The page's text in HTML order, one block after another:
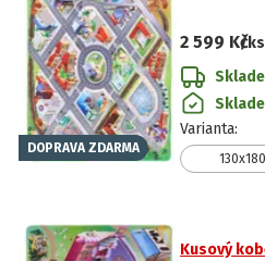
DOPRAVA ZDARMA
2 599 Kč/ks
Varianta:
Kusový